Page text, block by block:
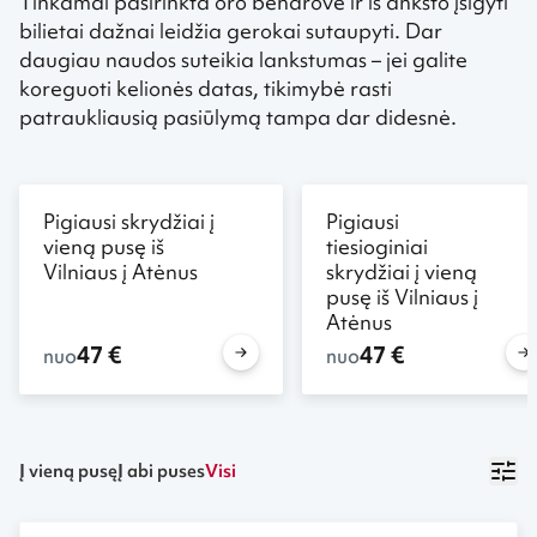
bilietai dažnai leidžia gerokai sutaupyti. Dar
daugiau naudos suteikia lankstumas – jei galite
koreguoti kelionės datas, tikimybė rasti
patraukliausią pasiūlymą tampa dar didesnė.
Pigiausi skrydžiai į
vieną pusę iš
Vilniaus į Atėnus
nuo47 €
Pigiausi
tiesioginiai
skrydžiai į vieną
pusę iš Vilniaus į
Atėnus
nuo47 €
Į vieną pusęĮ abi pusesVisi